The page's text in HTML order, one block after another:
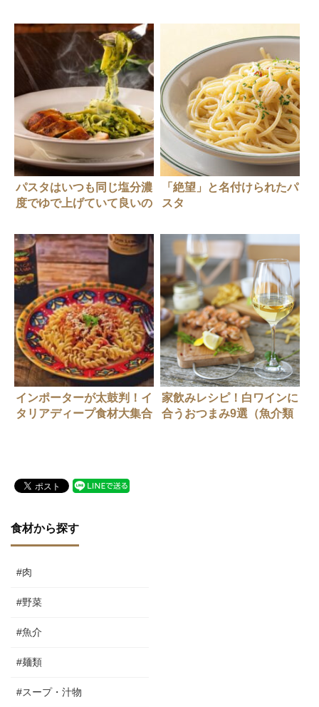
ニ アマトリチャーナ
パスタはいつも同じ塩分濃
度でゆで上げていて良いの
「絶望」と名付けられたパ
スタ
インポーターが太鼓判！イ
タリアディープ食材大集合
家飲みレシピ！白ワインに
合うおつまみ9選（魚介類
食材から探す
#肉
#野菜
#魚介
#麺類
#スープ・汁物